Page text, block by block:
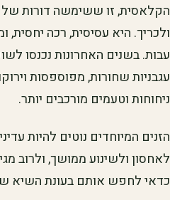
הקלאסית, זו ששימשה דורות
ולכריך. היא עסיסית, רכה
עבות. בשנים האחרונות נכנסו
עגבניות שחורות, מפוספסות
ניחוחות וטעמים מורכבים יותר.
הזנים המיוחדים נוטים להיות
לאחסון ולשינוע ממושך, ולרוב
כדאי לחפש אותם בעונת השיא